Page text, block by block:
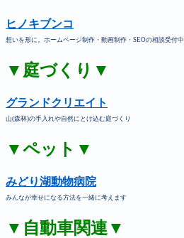
ヒノキブンコ
想いを形に。ホームページ制作・動画制作・SEOの相談受付中
▼庭づくり▼
グランドクリエイト
山(森林)の手入れや自然にとけ込む庭づくり
▼ペット▼
みどり湖動物病院
みんなが幸せになる方法を一緒に考えます
▼自動車関連▼